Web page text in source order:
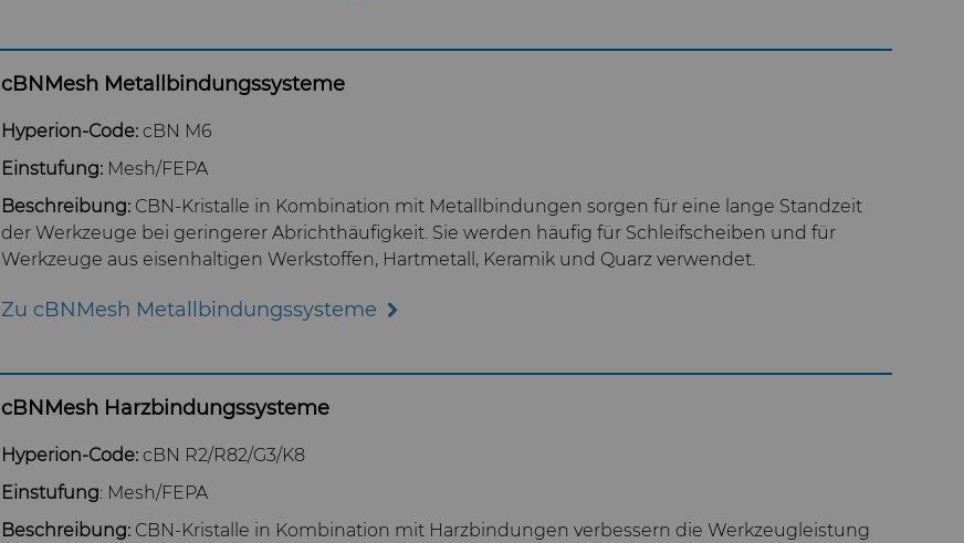
cBNMesh Metallbindungssysteme
Hyperion-Code: cBN M6
Einstufung: Mesh/FEPA
Beschreibung: CBN-Kristalle in Kombination mit Metallbindungen sorgen für eine lange Standzeit
der Werkzeuge bei geringerer Abrichthäufigkeit. Sie werden häufig für Schleifscheiben und für
Werkzeuge aus eisenhaltigen Werkstoffen, Hartmetall, Keramik und Quarz verwendet.
Zu cBNMesh Metallbindungssysteme
cBNMesh Harzbindungssysteme
Hyperion-Code: cBN R2/R82/G3/K8
Einstufung: Mesh/FEPA
Beschreibung: CBN-Kristalle in Kombination mit Harzbindungen verbessern die Werkzeugleistung